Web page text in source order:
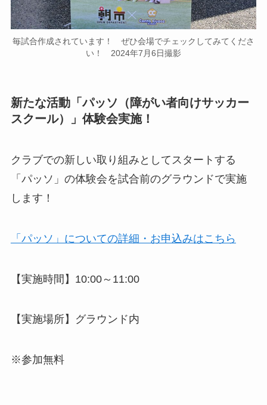
毎試合作成されています！ ぜひ会場でチェックしてみてくださ
い！ 2024年7月6日撮影
新たな活動「パッソ（障がい者向けサッカー
スクール）」体験会実施！
クラブでの新しい取り組みとしてスタートする
「パッソ」の体験会を試合前のグラウンドで実施
します！
「パッソ」についての詳細・お申込みはこちら
【実施時間】10:00～11:00
【実施場所】グラウンド内
※参加無料